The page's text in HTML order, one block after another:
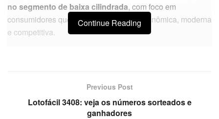
no segmento de baixa cilindrada, com foco em
consumidores que buscam uma moto econômica, moderna
e competitiva.
Continue Reading
Previous Post
Lotofácil 3408: veja os números sorteados e
ganhadores